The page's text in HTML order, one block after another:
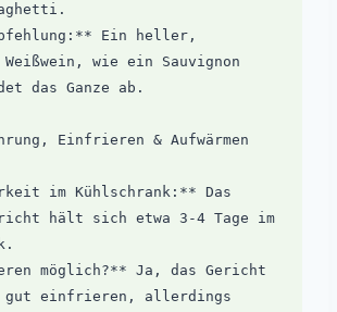
Ein heller,
wie ein Sauvignon
das Ganze ab.
Einfrieren & Aufwärmen
im Kühlschrank:** Das
hält sich etwa 3-4 Tage im
möglich?** Ja, das Gericht
gut einfrieren, allerdings